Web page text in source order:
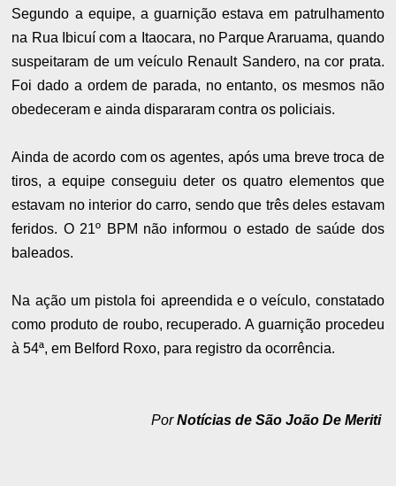
Segundo a equipe, a guarnição estava em patrulhamento
na Rua Ibicuí com a Itaocara, no Parque Araruama, quando
suspeitaram de um veículo Renault Sandero, na cor prata.
Foi dado a ordem de parada, no entanto, os mesmos não
obedeceram e ainda dispararam contra os policiais.
Ainda de acordo com os agentes, após uma breve troca de
tiros, a equipe conseguiu deter os quatro elementos que
estavam no interior do carro, sendo que três deles estavam
feridos. O 21º BPM não informou o estado de saúde dos
baleados.
Na ação um pistola foi apreendida e o veículo, constatado
como produto de roubo, recuperado. A guarnição procedeu
à 54ª, em Belford Roxo, para registro da ocorrência.
PorNotícias de São João De Meriti